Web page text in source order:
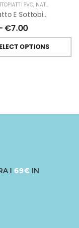
GIARDINOPVC, NATALE
Sottopiatto E Sottobicchiere In Pvc Intrecciato Oro Di Fiorirà Un Giardino
€7.00
OPTIONS
I 69€ IN